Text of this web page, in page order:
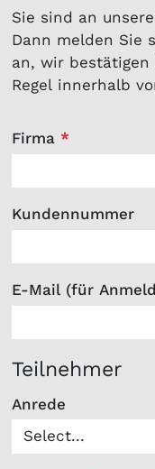
Sie sind an
Dann melden Sie
an, wir
Regel innerhalb
Firma *
Kundennummer
E-Mail (für
Teilnehmer
Anrede